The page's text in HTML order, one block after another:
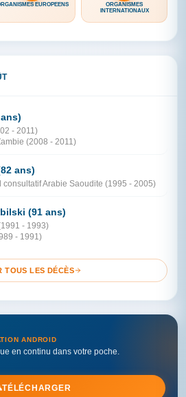
EUROPÉENS
ORGANISMES
INTERNATIONAUX
- 2011)
(2008 - 2011)
ans)
consultatif Arabie Saoudite (1995 - 2005)
(91 ans)
- 1993)
- 1991)
TOUS LES DÉCÈS
ANDROID
en continu dans votre poche.
TÉLÉCHARGER